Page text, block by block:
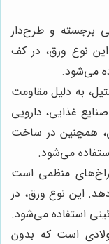
برجسته و طرح‌دار
نوع ورق، در کف
می‌شود.
به دلیل مقاومت
غذایی، دارویی
همچنین در ساخت
می‌شود.
منظمی است
این نوع ورق، در
استفاده می‌شود.
است که بدون